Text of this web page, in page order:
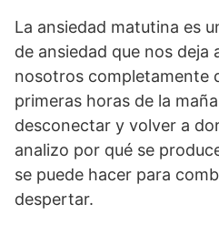
La ansiedad matutina es
de ansiedad que nos deja
nosotros completamente
primeras horas de la
desconectar y volver a
analizo por qué se
se puede hacer para
despertar.